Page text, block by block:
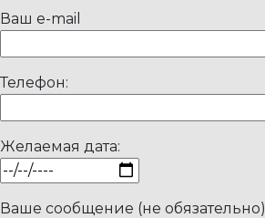
Ваш e-mail
Телефон:
Желаемая дата:
Ваше сообщение (не обязательно)